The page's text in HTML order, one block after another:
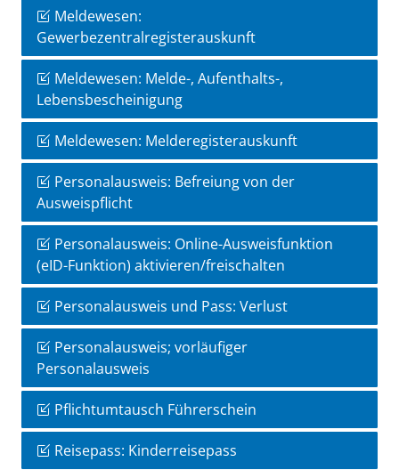
Meldewesen:
Gewerbezentralregisterauskunft
Meldewesen: Melde-, Aufenthalts-,
Lebensbescheinigung
Meldewesen: Melderegisterauskunft
Personalausweis: Befreiung von der
Ausweispflicht
Personalausweis: Online-Ausweisfunktion
(eID-Funktion) aktivieren/freischalten
Personalausweis und Pass: Verlust
Personalausweis; vorläufiger
Personalausweis
Pflichtumtausch Führerschein
Reisepass: Kinderreisepass